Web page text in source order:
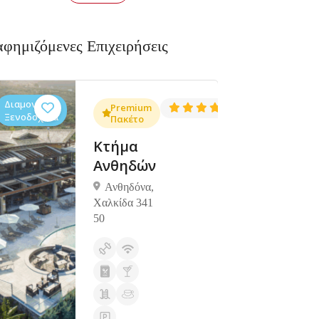
Επιχειρήσεις
(1381)
Διαμονή,
Ξενοδοχεία
Premium
Πακέτο
Κτήμα
Ανθηδών
Ανθηδόνα,
Χαλκίδα 341
50